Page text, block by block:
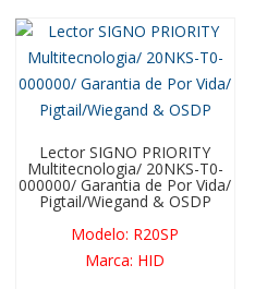
Lector SIGNO PRIORITY
Multitecnologia/ 20NKS-T0-
000000/ Garantia de Por Vida/
Pigtail/Wiegand & OSDP
Modelo: R20SP
Marca: HID